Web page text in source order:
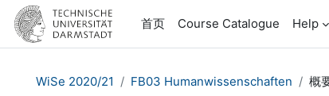
跳到主要内容
首页
Course Catalogue Help
WiSe 2020/21 FB03 Humanwissenschaften 概